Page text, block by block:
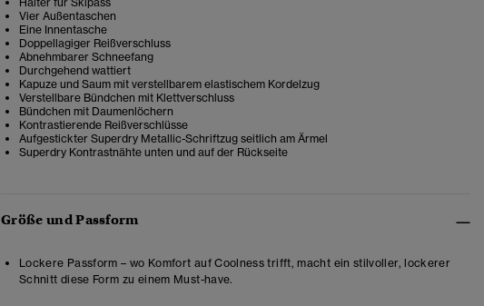
Vier Außentaschen
Eine Innentasche
Doppellagiger Reißverschluss
Abnehmbarer Schneefang
Durchgehend wattiert
Kapuze und Saum mit verstellbarem elastischem Kordelzug
Verstellbare Bündchen mit Klettverschluss
Bündchen mit Daumenlöchern
Kontrastierende Reißverschlüsse
Aufgestickter Superdry Metallic-Schriftzug seitlich am Ärmel
Superdry Kontrastnähte unten und auf der Rückseite
Größe und Passform
Lockere Passform – wo Komfort auf Coolness trifft, macht ein stilvoller, lockerer
Schnitt diese Form zu einem Must-have.